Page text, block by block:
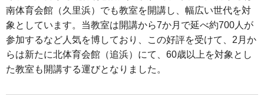
南体育会館（久里浜）でも教室を開講し、幅広い世代を対
象としています。当教室は開講から7か月で延べ約700人が
参加するなど人気を博しており、この好評を受けて、2月か
らは新たに北体育会館（追浜）にて、60歳以上を対象とし
た教室も開講する運びとなりました。